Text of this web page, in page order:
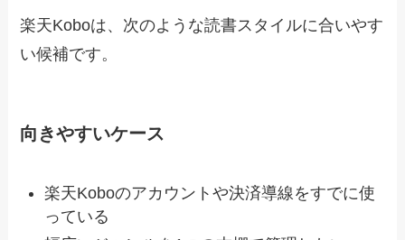
楽天Koboは、次のような読書スタイルに合いやす
い候補です。
向きやすいケース
楽天Koboのアカウントや決済導線をすでに使
っている